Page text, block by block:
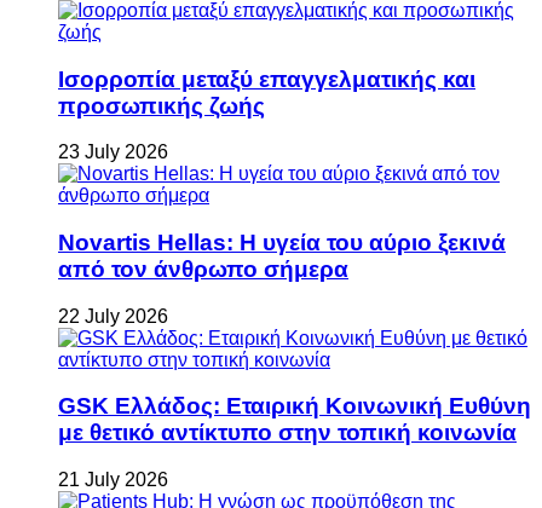
Ισορροπία μεταξύ επαγγελματικής και
προσωπικής ζωής
23 July 2026
Novartis Hellas: Η υγεία του αύριο ξεκινά
από τον άνθρωπο σήμερα
22 July 2026
GSK Ελλάδος: Εταιρική Κοινωνική Ευθύνη
με θετικό αντίκτυπο στην τοπική κοινωνία
21 July 2026